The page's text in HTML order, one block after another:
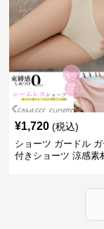
¥1,720 (税込)
ショーツ ガードル
付きショーツ 涼感素